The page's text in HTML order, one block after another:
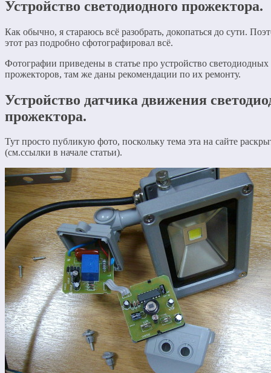
Устройство светодиодного прожектора.
Как обычно, я стараюсь всё разобрать, докопаться до сути.
этот раз подробно сфотографировал всё.
Фотографии приведены в статье про устройство светодиодных
прожекторов, там же даны рекомендации по их ремонту.
Устройство датчика движения
прожектора.
Тут просто публикую фото, поскольку тема эта на сайте
(см.ссылки в начале статьи).